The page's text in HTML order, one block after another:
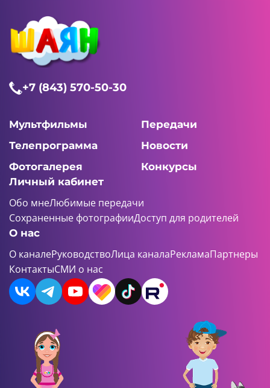
+7 (843) 570-50-30
Мультфильмы
Передачи
Телепрограмма
Новости
Фотогалерея
Конкурсы
Личный кабинет
Обо мнеЛюбимые передачи
Сохраненные фотографииДоступ для родителей
О нас
О каналеРуководствоЛица каналаРекламаПартнеры
КонтактыСМИ о нас